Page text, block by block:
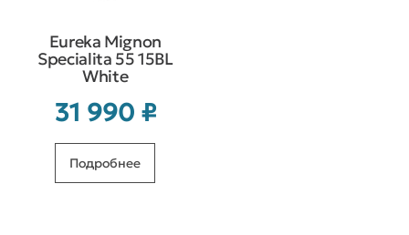
Eureka Mignon
Specialita 55 15BL
White
31 990 ₽
Подробнее